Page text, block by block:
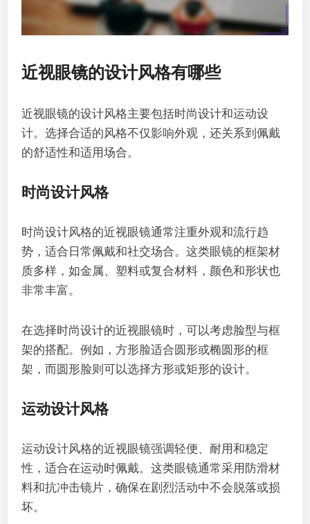
近视眼镜的设计风格有哪些
近视眼镜的设计风格主要包括时尚设计和运动设
计。选择合适的风格不仅影响外观，还关系到佩戴
的舒适性和适用场合。
时尚设计风格
时尚设计风格的近视眼镜通常注重外观和流行趋
势，适合日常佩戴和社交场合。这类眼镜的框架材
质多样，如金属、塑料或复合材料，颜色和形状也
非常丰富。
在选择时尚设计的近视眼镜时，可以考虑脸型与框
架的搭配。例如，方形脸适合圆形或椭圆形的框
架，而圆形脸则可以选择方形或矩形的设计。
运动设计风格
运动设计风格的近视眼镜强调轻便、耐用和稳定
性，适合在运动时佩戴。这类眼镜通常采用防滑材
料和抗冲击镜片，确保在剧烈活动中不会脱落或损
坏。